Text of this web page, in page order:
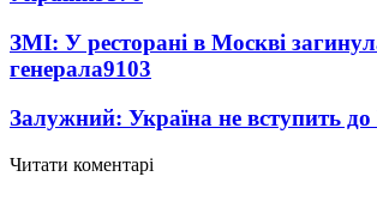
ЗМІ: У ресторані в Москві
генерала9103
Залужний: Україна не вступить
Читати коментарі